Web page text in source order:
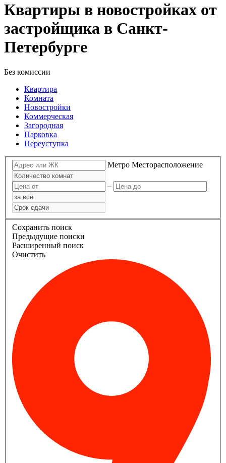
Квартиры в новостройках от
застройщика в Санкт-
Петербурге
Без комиссии
Квартира
Комната
Новостройки
Коммерческая
Загородная
Парковка
Переуступка
Метро Месторасположение
–
Сохранить поиск
Предыдущие поиски
Расширенный поиск
Очистить